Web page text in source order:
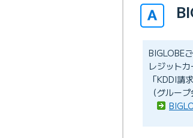
BIGLOBE
レジット
「KDDI請
（グルー